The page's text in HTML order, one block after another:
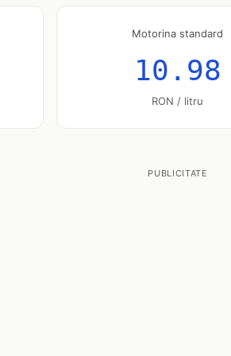
Motorina standard
10.98
RON / litru
PUBLICITATE